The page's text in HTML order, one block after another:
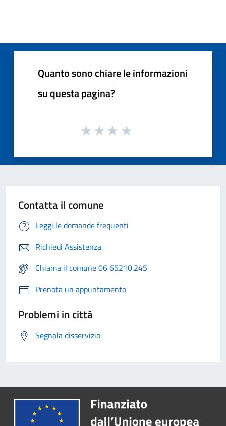
Quanto sono chiare le informazioni
su questa pagina?
Contatta il comune
Leggi le domande frequenti
Richiedi Assistenza
Chiama il comune 06 65210.245
Prenota un appuntamento
Problemi in città
Segnala disservizio